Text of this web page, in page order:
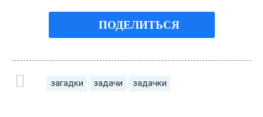
ПОДЕЛИТЬСЯ
загадки задачи задачки